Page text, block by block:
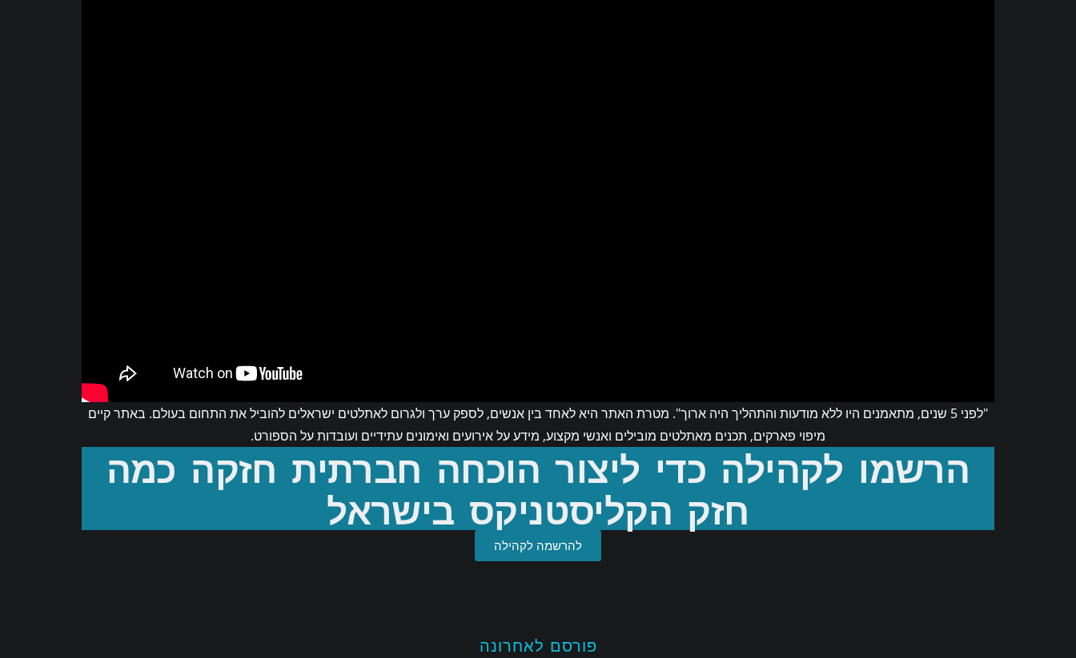
"לפני 5 שנים, מתאמנים היו ללא מודעות והתהליך היה ארוך". מטרת האתר היא לאחד בין אנשים, לספק ערך ולגרום לאתלטים ישראלים להוביל את התחום בעולם. באתר קיים
מיפוי פארקים, תכנים מאתלטים מובילים ואנשי מקצוע, מידע על אירועים ואימונים עתידיים ועובדות על הספורט.
הרשמו לקהילה כדי ליצור הוכחה חברתית חזקה כמה
חזק הקליסטניקס בישראל
להרשמה לקהילה
פורסם לאחרונה